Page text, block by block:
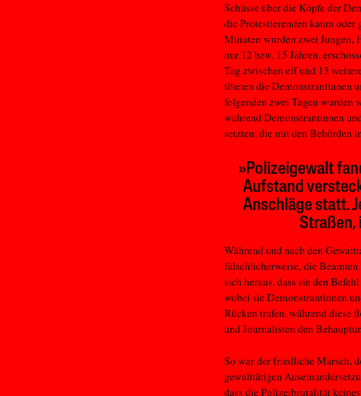
Schüsse über die Köpfe der
die Protestierenden kaum
Minuten wurden zwei Jungen,
nur 12 bzw. 15 Jahren,
Tag zwischen elf und 13
töteten die Demonstrantinnen
folgenden zwei Tagen wurden
während Demonstrantinnen
setzten, die mit den Behörden
»Polizeigewalt
Aufstand
Anschläge statt.
Straßen,
Während und nach den
fälschlicherweise, die
sich heraus, dass sie den
wobei sie Demonstrantinnen
Rücken trafen, während diese
und Journalisten den
So war der friedliche Marsch,
gewalttätigen
dass die Polizeibrutalität